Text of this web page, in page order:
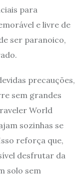
para
e livre de
ser paranoico,
precauções,
sem grandes
World
sozinhas se
reforça que,
desfrutar da
solo sem